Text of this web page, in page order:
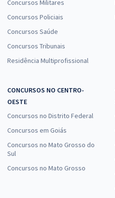
Concursos Militares
Concursos Policiais
Concursos Saúde
Concursos Tribunais
Residência Multiprofissional
CONCURSOS NO CENTRO-
OESTE
Concursos no Distrito Federal
Concursos em Goiás
Concursos no Mato Grosso do
Sul
Concursos no Mato Grosso